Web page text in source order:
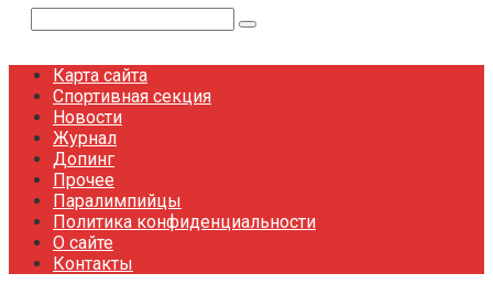
Карта сайта
Спортивная секция
Новости
Журнал
Допинг
Прочее
Паралимпийцы
Политика конфиденциальности
О сайте
Контакты